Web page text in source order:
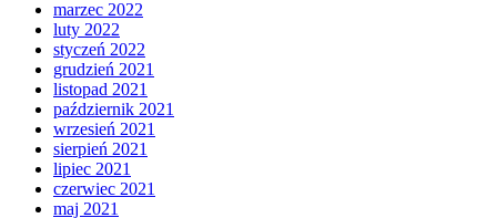
marzec 2022
luty 2022
styczeń 2022
grudzień 2021
listopad 2021
październik 2021
wrzesień 2021
sierpień 2021
lipiec 2021
czerwiec 2021
maj 2021